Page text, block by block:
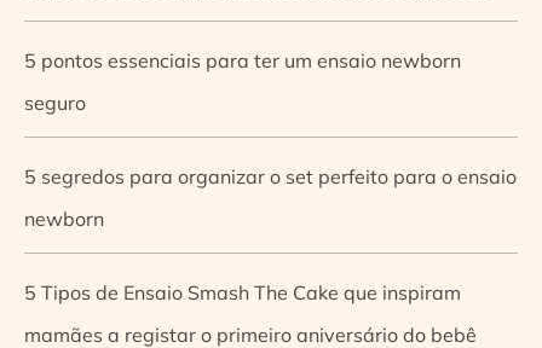
5 pontos essenciais para ter um ensaio newborn
seguro
5 segredos para organizar o set perfeito para o ensaio
newborn
5 Tipos de Ensaio Smash The Cake que inspiram
mamães a registar o primeiro aniversário do bebê